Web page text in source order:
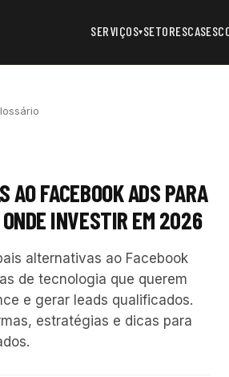
SERVIÇOS▾SETORESCASES
AO FACEBOOK ADS PARA
INVESTIR EM 2026
alternativas ao Facebook
de tecnologia que querem
e gerar leads qualificados.
estratégias e dicas para